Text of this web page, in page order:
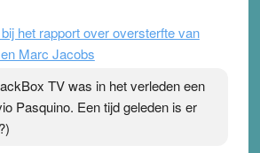
het rapport over oversterfte van
Marc Jacobs
TV was in het verleden een
Pasquino. Een tijd geleden is er